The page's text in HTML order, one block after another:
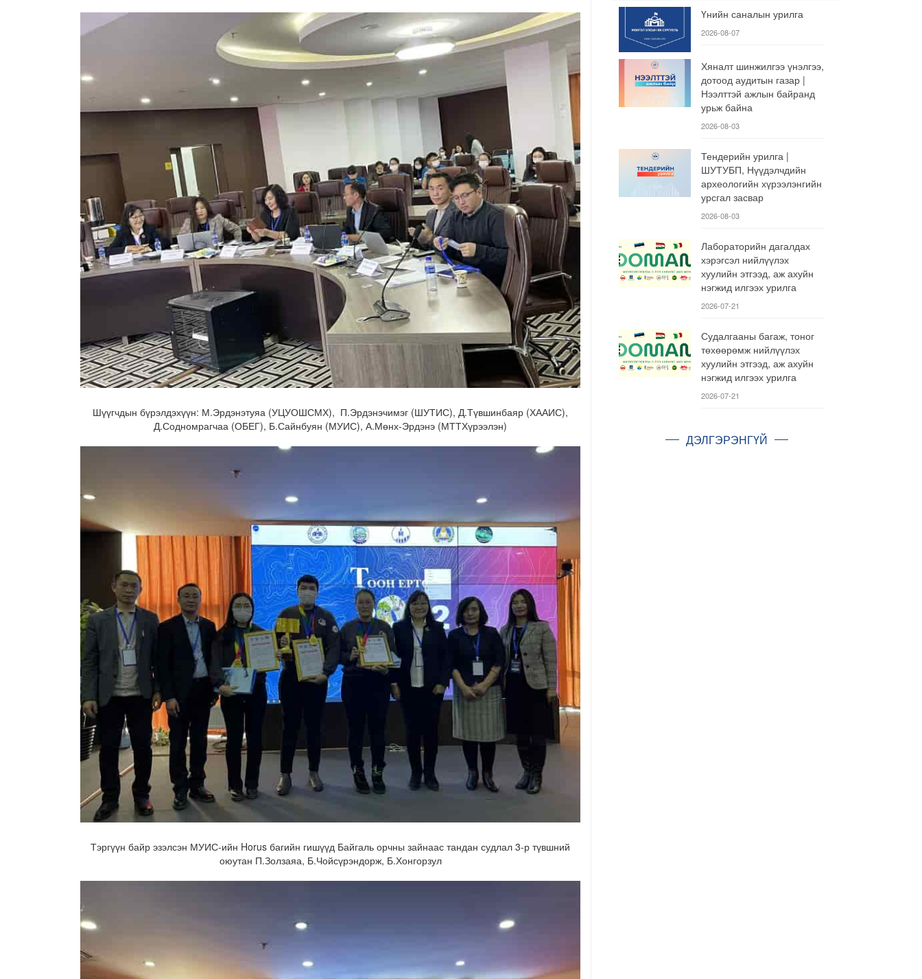
Шүүгчдын бүрэлдэхүүн: М.Эрдэнэтуяа (УЦУОШСМХ), П.Эрдэнэчимэг (ШУТИС), Д.Түвшинбаяр (ХААИС),
Д.Содномрагчаа (ОБЕГ), Б.Сайнбуян (МУИС), А.Мөнх-Эрдэнэ (МТТХүрээлэн)
Тэргүүн байр эзэлсэн МУИС-ийн Horus багийн гишүүд Байгаль орчны зайнаас тандан судлал 3-р түвшний
оюутан П.Золзаяа, Б.Чойсүрэндорж, Б.Хонгорзул
Үнийн саналын урилга
2026-08-07
Хяналт шинжилгээ үнэлгээ,
дотоод аудитын газар |
Нээлттэй ажлын байранд
урьж байна
2026-08-03
Тендерийн урилга |
ШУТУБП, Нүүдэлчдийн
археологийн хүрээлэнгийн
урсгал засвар
2026-08-03
Лабораторийн дагалдах
хэрэгсэл нийлүүлэх
хуулийн этгээд, аж ахуйн
нэгжид илгээх урилга
2026-07-21
Судалгааны багаж, тоног
төхөөрөмж нийлүүлэх
хуулийн этгээд, аж ахуйн
нэгжид илгээх урилга
2026-07-21
ДЭЛГЭРЭНГҮЙ